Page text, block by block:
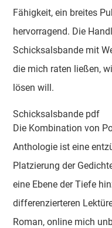
Fähigkeit, ein breites
hervorragend. Die
Schicksalsbande mit
die mich raten ließen,
lösen will.
Schicksalsbande pdf
Die Kombination von
Anthologie ist eine
Platzierung der
eine Ebene der Tiefe
differenzierteren
Roman, online mich